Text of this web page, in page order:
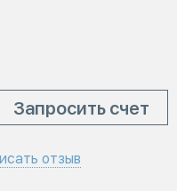
Запросить счет
отзыв